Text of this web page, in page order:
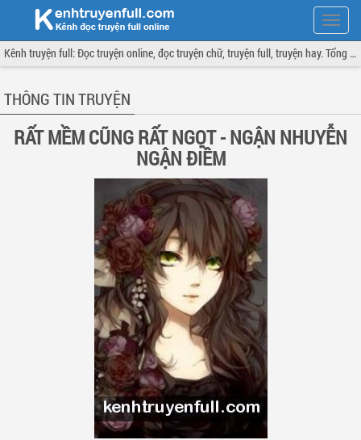
Hiện
menu
Kênh truyện full: Đọc truyện online, đọc truyện chữ, truyện full, truyện hay. Tổng hợp đầy đủ và cập nhật liên tục.
THÔNG TIN TRUYỆN
RẤT MỀM CŨNG RẤT NGỌT - NGẬN NHUYỄN
NGẬN ĐIỀM